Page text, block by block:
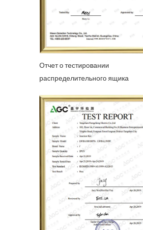
Отчет о тестировании
распределительного ящика